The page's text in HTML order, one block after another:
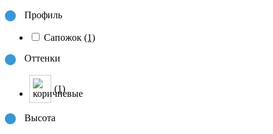
Профиль
Сапожок (1)
Оттенки
(1)
Высота